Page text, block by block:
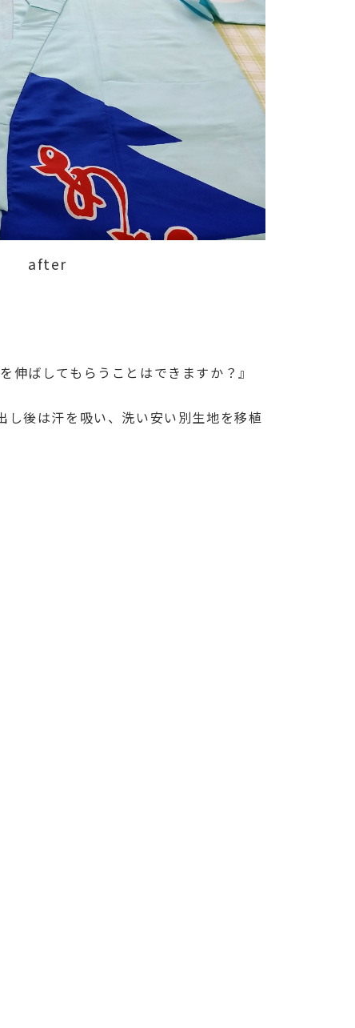
after
伸ばしてもらうことはできますか？』
後は汗を吸い、洗い安い別生地を移植